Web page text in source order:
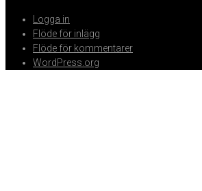
Logga in
Flöde för inlägg
Flöde för kommentarer
WordPress.org